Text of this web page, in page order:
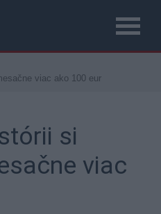
viac ako 100 eur
si
viac